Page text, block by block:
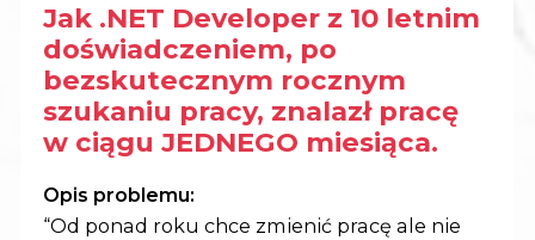
Jak .NET Developer z 10 letnim
doświadczeniem, po
bezskutecznym rocznym
szukaniu pracy, znalazł pracę
w ciągu JEDNEGO miesiąca.
Opis problemu:
“Od ponad roku chce zmienić pracę ale nie